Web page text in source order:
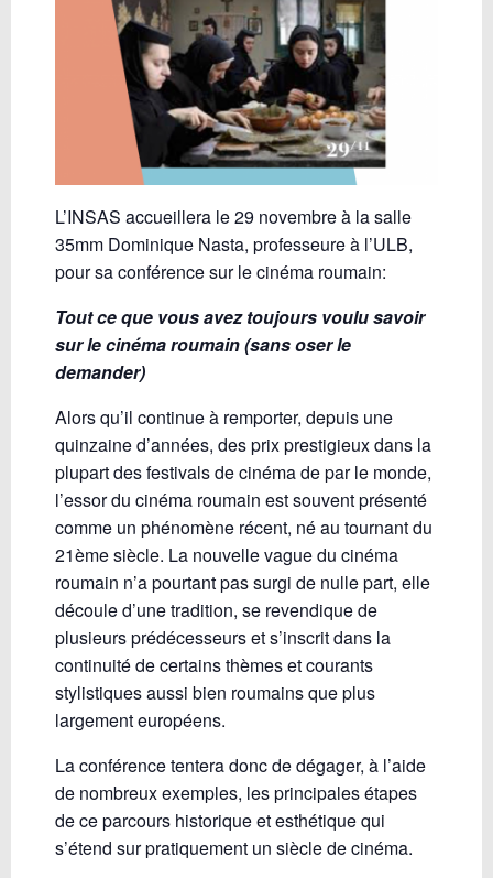
L’INSAS accueillera le 29 novembre à la salle
35mm Dominique Nasta, professeure à l’ULB,
pour sa conférence sur le cinéma roumain:
Tout ce que vous avez toujours voulu savoir
sur le cinéma roumain (sans oser le
demander)
Alors qu’il continue à remporter, depuis une
quinzaine d’années, des prix prestigieux dans la
plupart des festivals de cinéma de par le monde,
l’essor du cinéma roumain est souvent présenté
comme un phénomène récent, né au tournant du
21ème siècle. La nouvelle vague du cinéma
roumain n’a pourtant pas surgi de nulle part, elle
découle d’une tradition, se revendique de
plusieurs prédécesseurs et s’inscrit dans la
continuité de certains thèmes et courants
stylistiques aussi bien roumains que plus
largement européens.
La conférence tentera donc de dégager, à l’aide
de nombreux exemples, les principales étapes
de ce parcours historique et esthétique qui
s’étend sur pratiquement un siècle de cinéma.